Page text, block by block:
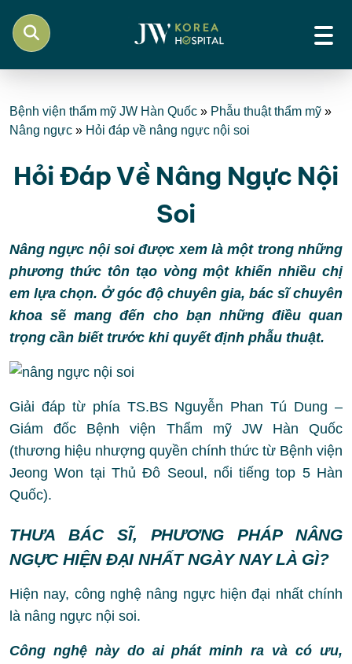
Bệnh viện thẩm mỹ JW Hàn Quốc » Phẫu thuật thẩm mỹ »
Nâng ngực » Hỏi đáp về nâng ngực nội soi
Hỏi Đáp Về Nâng Ngực Nội
Soi
Nâng ngực nội soi được xem là một trong những
phương thức tôn tạo vòng một khiến nhiều chị
em lựa chọn. Ở góc độ chuyên gia, bác sĩ chuyên
khoa sẽ mang đến cho bạn những điều quan
trọng cần biết trước khi quyết định phẫu thuật.
Giải đáp từ phía TS.BS Nguyễn Phan Tú Dung –
Giám đốc Bệnh viện Thẩm mỹ JW Hàn Quốc
(thương hiệu nhượng quyền chính thức từ Bệnh viện
Jeong Won tại Thủ Đô Seoul, nổi tiếng top 5 Hàn
Quốc).
THƯA BÁC SĨ, PHƯƠNG PHÁP NÂNG
NGỰC HIỆN ĐẠI NHẤT NGÀY NAY LÀ GÌ?
Hiện nay, công nghệ nâng ngực hiện đại nhất chính
là nâng ngực nội soi.
Công nghệ này do ai phát minh ra và có ưu,